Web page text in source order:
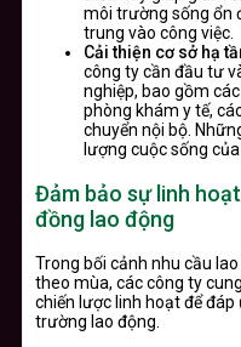
môi trường sống ổn
trung vào công việc.
Cải thiện cơ sở hạ
công ty cần đầu tư
nghiệp, bao gồm
phòng khám y tế,
chuyển nội bộ.
lượng cuộc sống
Đảm bảo sự linh
đồng lao động
Trong bối cảnh nhu cầu
theo mùa, các công ty
chiến lược linh hoạt để
trường lao động.